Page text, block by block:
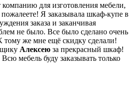
для изготовления мебели,
Я заказывала шкаф-купе в
заказа и заканчивая
не было. Все было сделано очень
тому же мне ещё скидку сделали!
Алексею за прекрасный шкаф!
мебель буду заказывать только